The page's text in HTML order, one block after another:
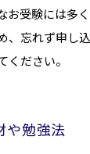
お受験には多
、忘れず申し
ください。
や勉強法